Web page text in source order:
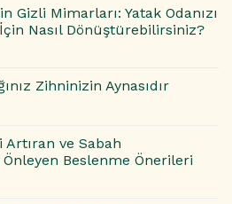
Gizli Mimarları: Yatak Odanızı
Nasıl Dönüştürebilirsiniz?
Zihninizin Aynasıdır
ve Sabah
Beslenme Önerileri